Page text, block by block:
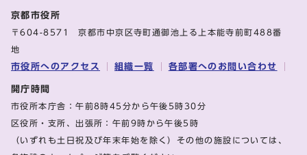
京都市役所
〒604-8571 京都市中京区寺町通御池上る上本能寺前町488番
地
市役所へのアクセス 組織一覧 各部署へのお問い合わせ
開庁時間
市役所本庁舎：午前8時45分から午後5時30分
区役所・支所、出張所：午前9時から午後5時
（いずれも土日祝及び年末年始を除く）その他の施設については、